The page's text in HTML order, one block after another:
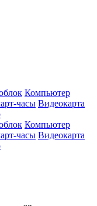
Компьютер
часы Видеокарта
Компьютер
часы Видеокарта